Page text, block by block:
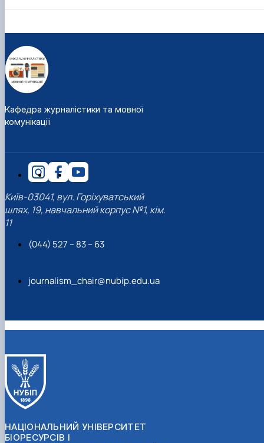
Кафедра журналістики та мовної
комунікації
Київ-03041, вул. Горіхуватський
шлях, 19, навчальний корпус №1, кім.
11
(044) 527 – 83 – 63
journalism_chair@nubip.edu.ua
НАЦІОНАЛЬНИЙ УНІВЕРСИТЕТ
БІОРЕСУРСІВ І